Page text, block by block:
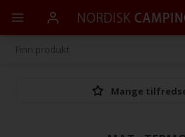
Mange